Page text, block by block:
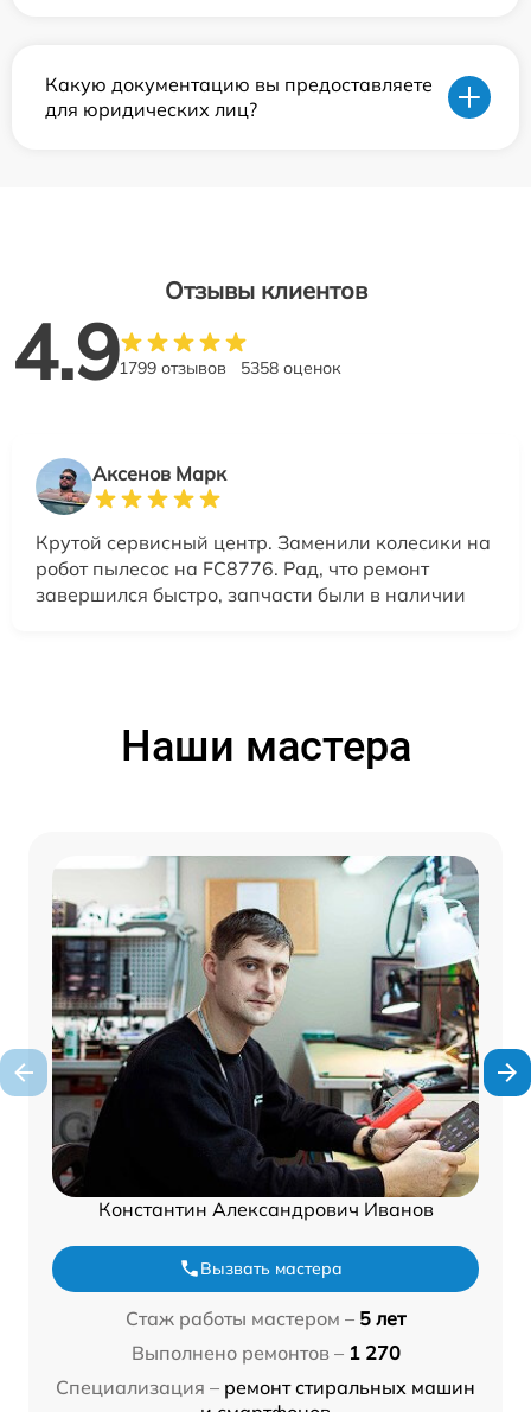
Какую документацию вы предоставляете
для юридических лиц?
Отзывы клиентов
4.91799 отзывов 5358 оценок
Аксенов Марк
Крутой сервисный центр. Заменили колесики на
робот пылесос на FC8776. Рад, что ремонт
завершился быстро, запчасти были в наличии
Наши мастера
Константин Александрович Иванов
Вызвать мастера
Стаж работы мастером – 5 лет
Выполнено ремонтов – 1 270
Специализация – ремонт стиральных машин